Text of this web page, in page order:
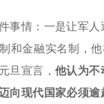
事情：一是让军人
和金融实名制，
旦宣言， 他认为不
向现代国家必须逾